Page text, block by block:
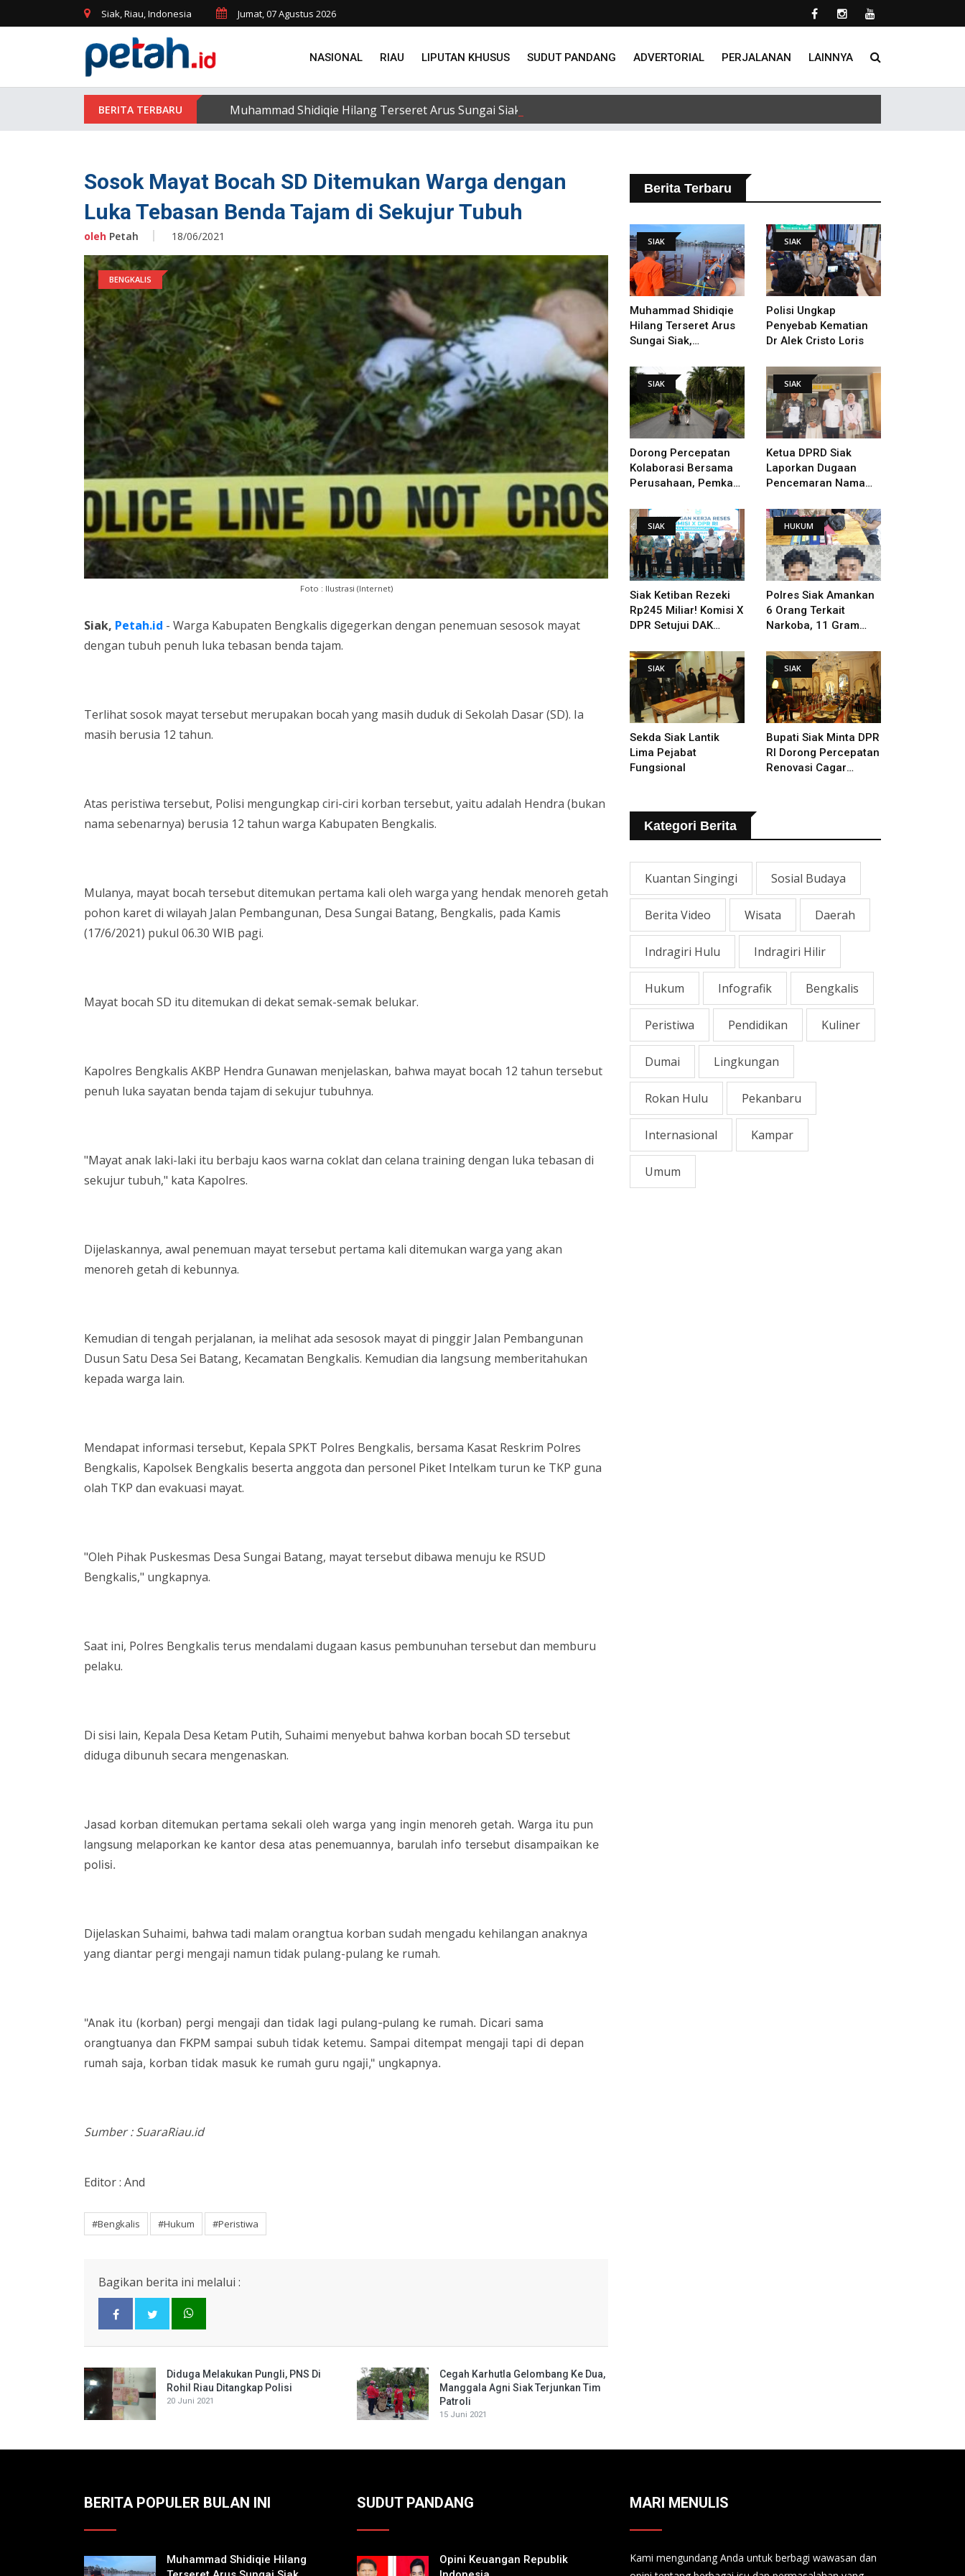
Siak, Riau, Indonesia Jumat, 07 Agustus 2026
NASIONAL RIAU LIPUTAN KHUSUS SUDUT PANDANG ADVERTORIAL PERJALANAN LAINNYA
Muhammad Shidiqie Hilang Terseret Arus Sungai Siak, Penacarian Terus Dilakukan
Sosok Mayat Bocah SD Ditemukan Warga dengan
Luka Tebasan Benda Tajam di Sekujur Tubuh
oleh Petah 18/06/2021
BENGKALIS
Foto : Ilustrasi (Internet)
Siak, Petah.id - Warga Kabupaten Bengkalis digegerkan dengan penemuan sesosok mayat
dengan tubuh penuh luka tebasan benda tajam.
Terlihat sosok mayat tersebut merupakan bocah yang masih duduk di Sekolah Dasar (SD). Ia
masih berusia 12 tahun.
Atas peristiwa tersebut, Polisi mengungkap ciri-ciri korban tersebut, yaitu adalah Hendra (bukan
nama sebenarnya) berusia 12 tahun warga Kabupaten Bengkalis.
Mulanya, mayat bocah tersebut ditemukan pertama kali oleh warga yang hendak menoreh getah
pohon karet di wilayah Jalan Pembangunan, Desa Sungai Batang, Bengkalis, pada Kamis
(17/6/2021) pukul 06.30 WIB pagi.
Mayat bocah SD itu ditemukan di dekat semak-semak belukar.
Kapolres Bengkalis AKBP Hendra Gunawan menjelaskan, bahwa mayat bocah 12 tahun tersebut
penuh luka sayatan benda tajam di sekujur tubuhnya.
"Mayat anak laki-laki itu berbaju kaos warna coklat dan celana training dengan luka tebasan di
sekujur tubuh," kata Kapolres.
Dijelaskannya, awal penemuan mayat tersebut pertama kali ditemukan warga yang akan
menoreh getah di kebunnya.
Kemudian di tengah perjalanan, ia melihat ada sesosok mayat di pinggir Jalan Pembangunan
Dusun Satu Desa Sei Batang, Kecamatan Bengkalis. Kemudian dia langsung memberitahukan
kepada warga lain.
Mendapat informasi tersebut, Kepala SPKT Polres Bengkalis, bersama Kasat Reskrim Polres
Bengkalis, Kapolsek Bengkalis beserta anggota dan personel Piket Intelkam turun ke TKP guna
olah TKP dan evakuasi mayat.
"Oleh Pihak Puskesmas Desa Sungai Batang, mayat tersebut dibawa menuju ke RSUD
Bengkalis," ungkapnya.
Saat ini, Polres Bengkalis terus mendalami dugaan kasus pembunuhan tersebut dan memburu
pelaku.
Di sisi lain, Kepala Desa Ketam Putih, Suhaimi menyebut bahwa korban bocah SD tersebut
diduga dibunuh secara mengenaskan.
Jasad korban ditemukan pertama sekali oleh warga yang ingin menoreh getah. Warga itu pun
langsung melaporkan ke kantor desa atas penemuannya, barulah info tersebut disampaikan ke
polisi.
Dijelaskan Suhaimi, bahwa tadi malam orangtua korban sudah mengadu kehilangan anaknya
yang diantar pergi mengaji namun tidak pulang-pulang ke rumah.
"Anak itu (korban) pergi mengaji dan tidak lagi pulang-pulang ke rumah. Dicari sama
orangtuanya dan FKPM sampai subuh tidak ketemu. Sampai ditempat mengaji tapi di depan
rumah saja, korban tidak masuk ke rumah guru ngaji," ungkapnya.
Sumber : SuaraRiau.id
Editor : And
#Bengkalis #Hukum #Peristiwa
Bagikan berita ini melalui :
Diduga Melakukan Pungli, PNS Di
Rohil Riau Ditangkap Polisi
20 Juni 2021
Cegah Karhutla Gelombang Ke Dua,
Manggala Agni Siak Terjunkan Tim
Patroli
15 Juni 2021
Berita Terbaru
SIAK
Muhammad Shidiqie
Hilang Terseret Arus
Sungai Siak,
Dilakukan
SIAK
Polisi Ungkap
Penyebab Kematian
Dr Alek Cristo Loris
SIAK
Dorong Percepatan
Kolaborasi Bersama
Perusahaan, Pemkab
KITB - Sungai Rawa
Yang Rusak
SIAK
Ketua DPRD Siak
Laporkan Dugaan
Pencemaran Nama
SIAK
Siak Ketiban Rezeki
Rp245 Miliar! Komisi X
DPR Setujui DAK
Pemugaran Istana
HUKUM
Polres Siak Amankan
6 Orang Terkait
Narkoba, 11 Gram
SIAK
Sekda Siak Lantik
Lima Pejabat
Fungsional
SIAK
Bupati Siak Minta DPR
RI Dorong Percepatan
Renovasi Cagar
Kategori Berita
Kuantan Singingi Sosial Budaya
Berita Video Wisata Daerah
Indragiri Hulu Indragiri Hilir
Hukum Infografik Bengkalis
Peristiwa Pendidikan Kuliner
Dumai Lingkungan
Rokan Hulu Pekanbaru
Internasional Kampar
Umum
BERITA POPULER BULAN INI
Muhammad Shidiqie Hilang
SUDUT PANDANG
Opini Keuangan Republik
MARI MENULIS
Kami mengundang Anda untuk berbagi wawasan dan